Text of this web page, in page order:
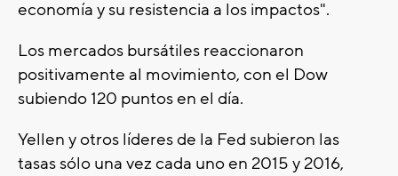
economía y su resistencia a los impactos".
Los mercados bursátiles reaccionaron
positivamente al movimiento, con el Dow
subiendo 120 puntos en el día.
Yellen y otros líderes de la Fed subieron las
tasas sólo una vez cada uno en 2015 y 2016,